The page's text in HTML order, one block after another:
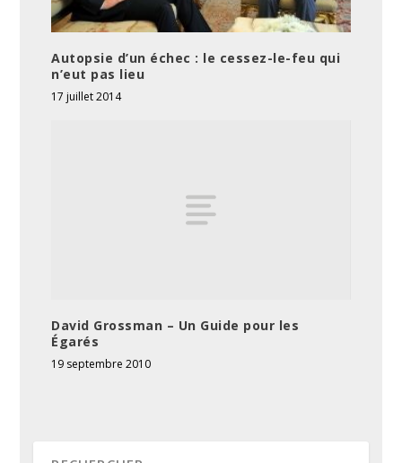
Autopsie d’un échec : le cessez-le-feu qui
n’eut pas lieu
17 juillet 2014
David Grossman – Un Guide pour les
Égarés
19 septembre 2010